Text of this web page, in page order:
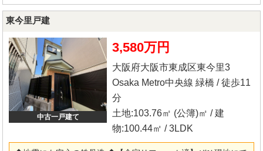
東今里戸建
中古一戸建て
3,580万円
大阪府大阪市東成区東今里3
Osaka Metro中央線 緑橋 / 徒歩11
分
土地:103.76㎡ (公簿)㎡ / 建
物:100.44㎡ / 3LDK